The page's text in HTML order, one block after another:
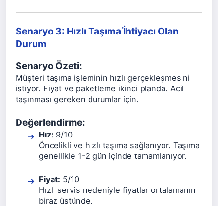
Senaryo 3: Hızlı Taşıma İ̇htiyacı Olan
Durum
Senaryo Özeti:
Müşteri taşıma işleminin hızlı gerçekleşmesini
istiyor. Fiyat ve paketleme ikinci planda. Acil
taşınması gereken durumlar için.
Değerlendirme:
Hız: 9/10
Öncelikli ve hızlı taşıma sağlanıyor. Taşıma
genellikle 1-2 gün içinde tamamlanıyor.
Fiyat: 5/10
Hızlı servis nedeniyle fiyatlar ortalamanın
biraz üstünde.